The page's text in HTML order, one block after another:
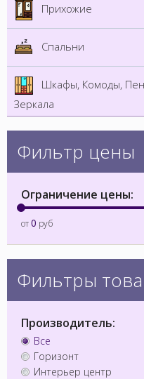
Прихожие
Спальни
Шкафы, Комоды,
Зеркала
Фильтр цены
Ограничение цены:
от0 руб
Фильтры
Производитель:
Все
Горизонт
Интерьер центр